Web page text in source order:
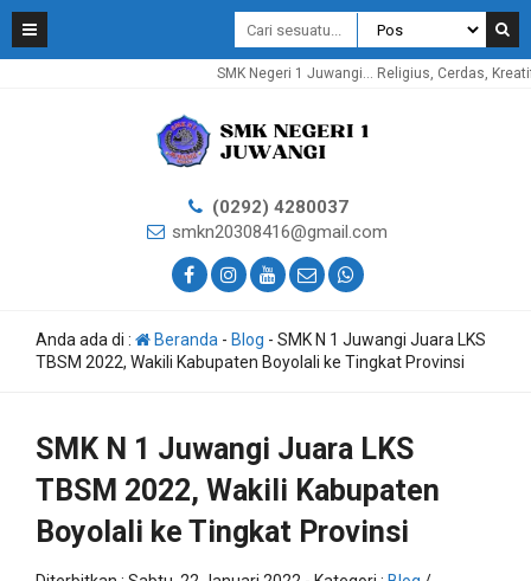
SMK Negeri 1 Juwangi... Religius, Cerdas, Kreatif,
(0292) 4280037
smkn20308416@gmail.com
Anda ada di : Beranda - Blog - SMK N 1 Juwangi Juara LKS
TBSM 2022, Wakili Kabupaten Boyolali ke Tingkat Provinsi
SMK N 1 Juwangi Juara LKS
TBSM 2022, Wakili Kabupaten
Boyolali ke Tingkat Provinsi